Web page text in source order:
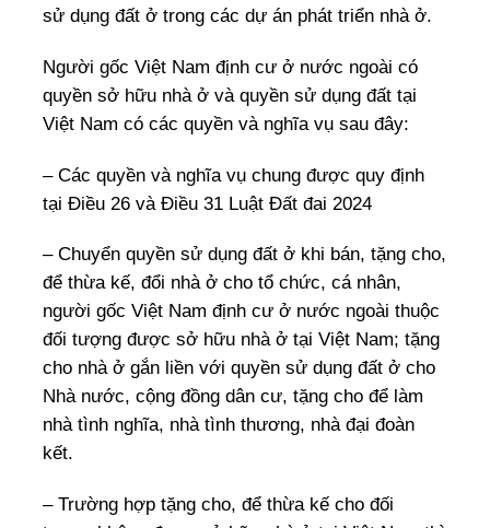
sử dụng đất ở trong các dự án phát triển nhà ở.
Người gốc Việt Nam định cư ở nước ngoài có
quyền sở hữu nhà ở và quyền sử dụng đất tại
Việt Nam có các quyền và nghĩa vụ sau đây:
– Các quyền và nghĩa vụ chung được quy định
tại Điều 26 và Điều 31 Luật Đất đai 2024
– Chuyển quyền sử dụng đất ở khi bán, tặng cho,
để thừa kế, đổi nhà ở cho tổ chức, cá nhân,
người gốc Việt Nam định cư ở nước ngoài thuộc
đối tượng được sở hữu nhà ở tại Việt Nam; tặng
cho nhà ở gắn liền với quyền sử dụng đất ở cho
Nhà nước, cộng đồng dân cư, tặng cho để làm
nhà tình nghĩa, nhà tình thương, nhà đại đoàn
kết.
– Trường hợp tặng cho, để thừa kế cho đối